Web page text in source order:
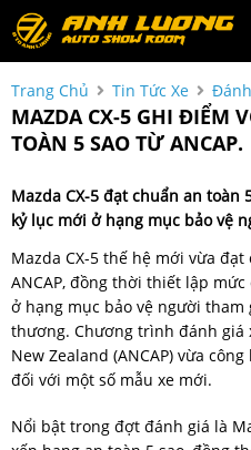
Trang Chủ Tin Tức Xe
MAZDA CX-5 GHI ĐIỂM
TOÀN 5 SAO TỪ ANCAP.
Mazda CX-5 đạt chuẩn an toàn
kỷ lục mới ở hạng mục bảo vệ
Mazda CX-5 thế hệ mới vừa
ANCAP, đồng thời thiết lập
ở hạng mục bảo vệ người
thương. Chương trình đánh giá
New Zealand (ANCAP) vừa
đối với một số mẫu xe mới.
Nổi bật trong đợt đánh giá là